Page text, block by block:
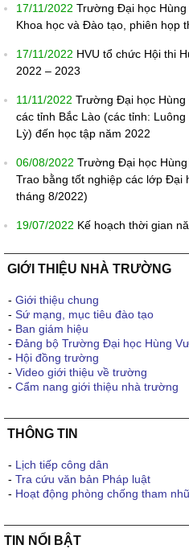
17/11/2022 Trường Đại học
Khoa học và Đào tạo, phiên họp
17/11/2022 HVU tổ chức Hội thi
2022 – 2023
11/11/2022 Trường Đại học
các tỉnh Bắc Lào (các tỉnh:
Lỳ) đến học tập năm 2022
06/08/2022 Trường Đại học
Trao bằng tốt nghiệp các lớp Đại
tháng 8/2022)
19/07/2022 Kế hoạch thời gian
GIỚI THIỆU NHÀ TRƯỜNG
- Giới thiệu chung
- Sứ mạng, mục tiêu đào tạo
- Ban giám hiệu
- Đảng bộ Trường Đại học Hùng
- Hội đồng trường
- Video giới thiệu về trường
- Cẩm nang giới thiệu nhà trường
THÔNG TIN
- Lịch tiếp công dân
- Tra cứu văn bản Pháp luật
- Hoạt động phòng chống tham
TIN NỔI BẬT